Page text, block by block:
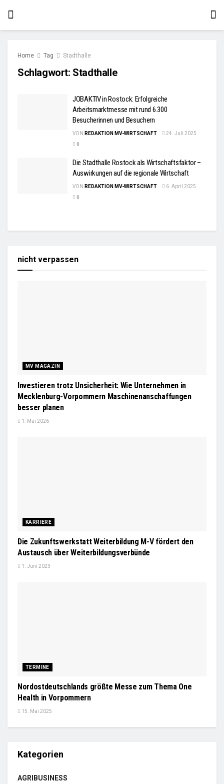
Home Tag Stadthalle
Schlagwort: Stadthalle
JOBAKTIV in Rostock: Erfolgreiche
Arbeitsmarktmesse mit rund 6.300
Besucherinnen und Besuchern
VON REDAKTION MV-WIRTSCHAFT
24. Juli 2025
0
Die Stadthalle Rostock als Wirtschaftsfaktor –
Auswirkungen auf die regionale Wirtschaft
VON REDAKTION MV-WIRTSCHAFT
6. April 2025
0
nicht verpassen
MV MAGAZIN
Investieren trotz Unsicherheit: Wie Unternehmen in
Mecklenburg-Vorpommern Maschinenanschaffungen
besser planen
1. Mai 2026
KARRIERE
Die Zukunftswerkstatt Weiterbildung M-V fördert den
Austausch über Weiterbildungsverbünde
1. Juni 2023
TERMINE
Nordostdeutschlands größte Messe zum Thema One
Health in Vorpommern
15. Mai 2025
Kategorien
AGRIBUSINESS